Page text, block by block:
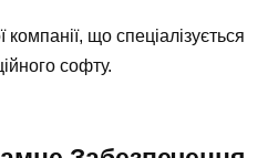
що спеціалізується
софту.